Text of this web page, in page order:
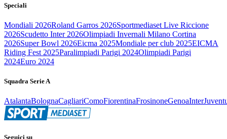
Speciali
Mondiali 2026Roland Garros 2026Sportmediaset Live Riccione
2026Scudetto Inter 2026Olimpiadi Invernali Milano Cortina
2026Super Bowl 2026Eicma 2025Mondiale per club 2025EICMA
Riding Fest 2025Paralimpiadi Parigi 2024Olimpiadi Parigi
2024Euro 2024
Squadra Serie A
AtalantaBolognaCagliariComoFiorentinaFrosinoneGenoaInter
Seguici su